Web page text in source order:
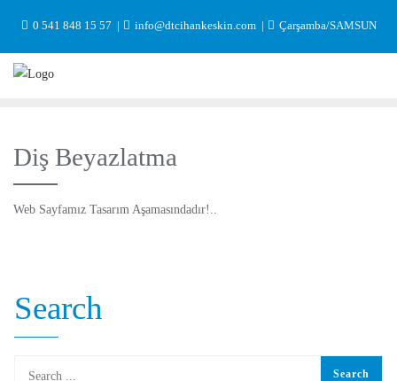
content
0 541 848 15 57 info@dtcihankeskin.com Çarşamba/SAMSUN
Diş Beyazlatma
Web Sayfamız Tasarım Aşamasındadır!..
Search